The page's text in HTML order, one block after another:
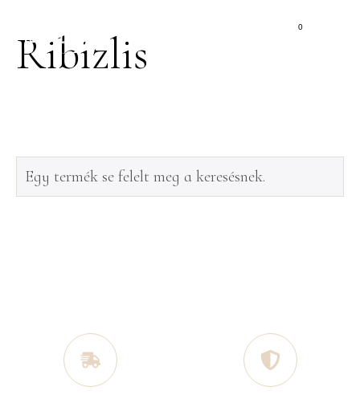
0
Ribizlis
Egy termék se felelt meg a keresésnek.